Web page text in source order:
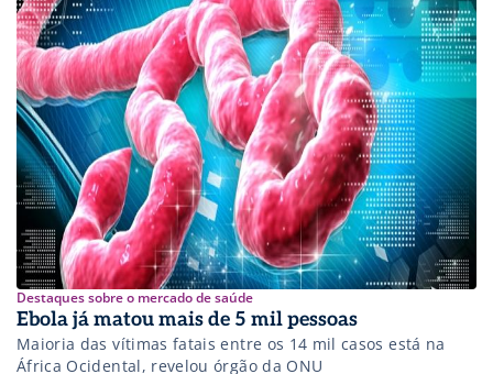
Destaques sobre o mercado de saúde
Ebola já matou mais de 5 mil pessoas
Maioria das vítimas fatais entre os 14 mil casos está na
África Ocidental, revelou órgão da ONU